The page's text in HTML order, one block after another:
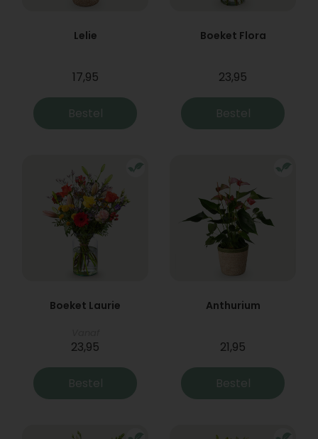
Lelie
17,95
Bestel
Boeket Flora
23,95
Bestel
Boeket Laurie
23,95
Bestel
Anthurium
21,95
Bestel